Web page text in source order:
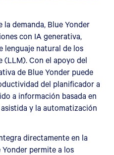
la demanda, Blue Yonder
con IA generativa,
lenguaje natural de los
(LLM). Con el apoyo del
de Blue Yonder puede
del planificador a
a información basada en
y la automatización
directamente en la
permite a los